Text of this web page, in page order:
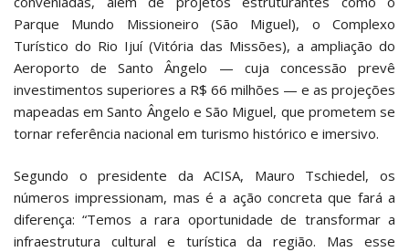
Parque Mundo Missioneiro (São Miguel), o Complexo
Turístico do Rio Ijuí (Vitória das Missões), a ampliação do
Aeroporto de Santo Ângelo — cuja concessão prevê
investimentos superiores a R$ 66 milhões — e as projeções
mapeadas em Santo Ângelo e São Miguel, que prometem se
tornar referência nacional em turismo histórico e imersivo.
Segundo o presidente da ACISA, Mauro Tschiedel, os
números impressionam, mas é a ação concreta que fará a
diferença: “Temos a rara oportunidade de transformar a
infraestrutura cultural e turística da região. Mas esse